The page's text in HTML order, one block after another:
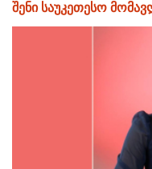
შენი საუკეთესო